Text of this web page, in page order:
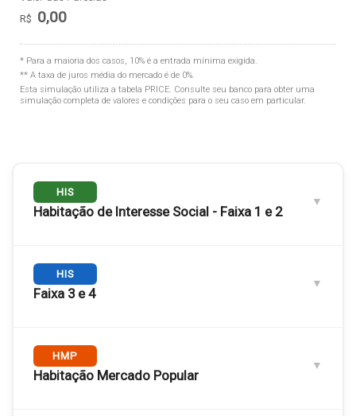
R$ 0,00
* Para a maioria dos casos, 10% é a entrada mínima exigida.
** A taxa de juros média do mercado é de 0%.
Esta simulação utiliza a tabela PRICE. Consulte seu banco para obter uma
simulação completa de valores e condições para o seu caso em particular.
HIS
Habitação de Interesse Social - Faixa 1 e 2
Engloba as
3 salários mínimos.
Até R$ 5.000,00
HIS
Faixa 3 e 4
Engloba as
mínimos.
HMP
Habitação Mercado Popular